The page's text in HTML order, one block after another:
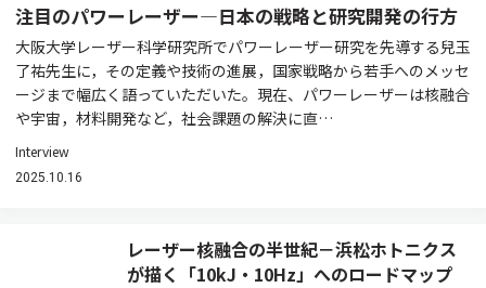
注目のパワーレーザー―日本の戦略と研究開発の行方
大阪大学レーザー科学研究所でパワーレーザー研究を先導する兒玉
了祐先生に，その定義や技術の進展，国家戦略から若手へのメッセ
ージまで幅広く語っていただいた。現在、パワーレーザーは核融合
や宇宙，材料開発など，社会課題の解決に直…
Interview
2025.10.16
レーザー核融合の半世紀－浜松ホトニクス
が描く「10kJ・10Hz」へのロードマップ